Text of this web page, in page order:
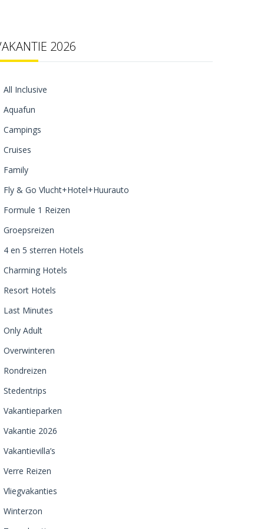
2026
All Inclusive
Aquafun
Campings
Cruises
Family
Fly & Go Vlucht+Hotel+Huurauto
Formule 1 Reizen
Groepsreizen
4 en 5 sterren Hotels
Charming Hotels
Resort Hotels
Last Minutes
Only Adult
Overwinteren
Rondreizen
Stedentrips
Vakantieparken
Vakantie 2026
Vakantievilla’s
Verre Reizen
Vliegvakanties
Winterzon